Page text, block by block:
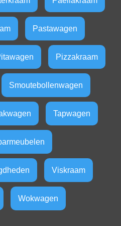
Pastawagen
Pizzakraam
Smoutebollenwagen
Tapwagen
Viskraam
Wokwagen